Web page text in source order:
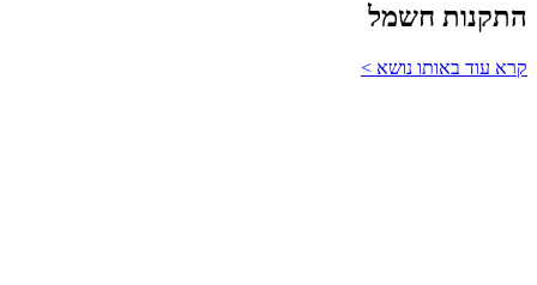
התקנות חשמל
קרא עוד באותו נושא >